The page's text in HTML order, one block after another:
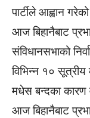
पार्टीले आह्वान
आज बिहानैबाट
संविधानसभाको
विभिन्न १० सूत्रीय
मधेस बन्दका
आज बिहानैबाट